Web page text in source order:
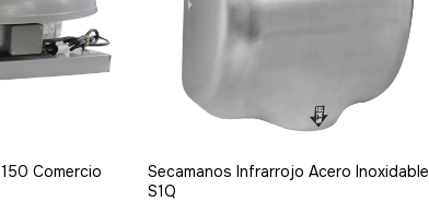
Comercio
Secamanos Infrarrojo Acero Inoxidable
S1Q